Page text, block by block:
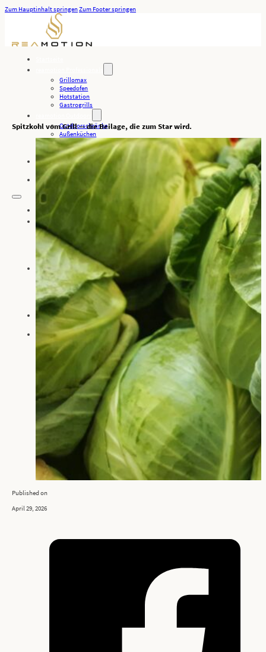
Zum Hauptinhalt springenZum Footer springen
Grillomax
Speedofen
Hotstation
Gastrogrills
Outdoorschränke
Außenküchen
Oberhitzegrills
Grills
Unternehmen
Downloads
Kontakt
Startseite
reamotion Professionals
Grillomax
Speedofen
Hotstation
Gastrogrills
reamotion Outdoors
Outdoorschränke
Außenküchen
Oberhitzegrills
Grills
Unternehmen
Downloads
Kontakt
Spitzkohl vom Grill — die Beilage, die zum Star wird.
Published on
April 29, 2026